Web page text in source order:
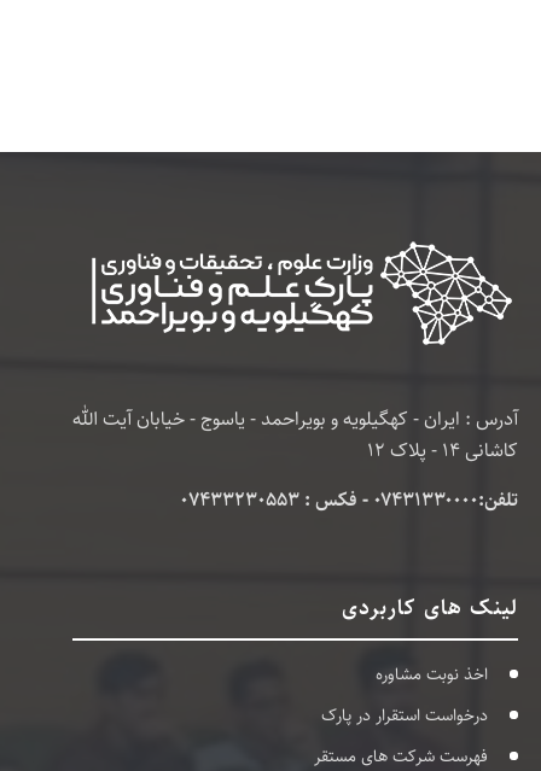
آدرس : ایران - کهگیلویه و بویراحمد - یاسوج - خیابان آیت الله
کاشانی 14 - پلاک 12
تلفن:۰۷۴۳۱۳۳۰۰۰۰ - فکس : 07433230553
لینک های کاربردی
اخذ نوبت مشاوره
درخواست استقرار در پارک
فهرست شرکت های مستقر